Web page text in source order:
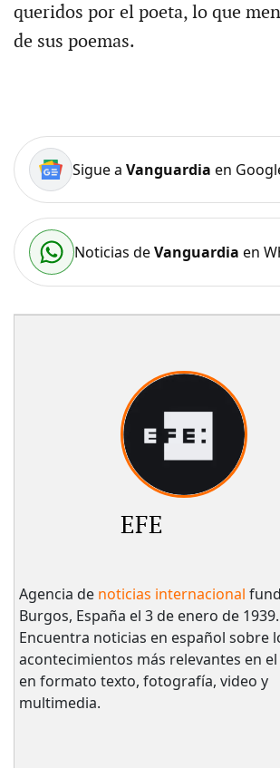
queridos por el poeta, lo que
de sus poemas.
Sigue a Vanguardia en
Noticias deVanguardia en
EFE
Agencia de noticias internacional
Burgos, España el 3 de enero de 1939.
Encuentra noticias en español sobre
acontecimientos más relevantes en
en formato texto, fotografía, video y
multimedia.